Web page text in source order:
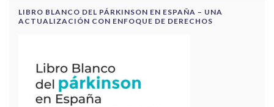
LIBRO BLANCO DEL PÁRKINSON EN ESPAÑA – UNA
ACTUALIZACIÓN CON ENFOQUE DE DERECHOS